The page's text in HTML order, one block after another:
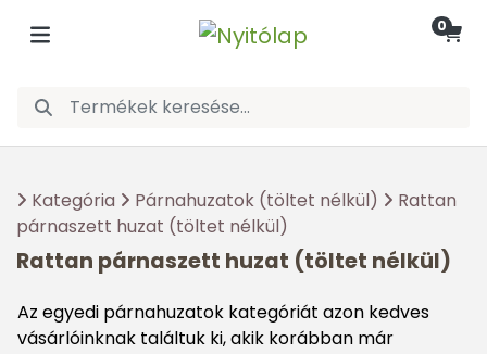
0
Kategória Párnahuzatok (töltet nélkül)
Rattan
párnaszett huzat (töltet nélkül)
Rattan párnaszett huzat (töltet nélkül)
Az egyedi párnahuzatok kategóriát azon kedves
vásárlóinknak találtuk ki, akik korábban már